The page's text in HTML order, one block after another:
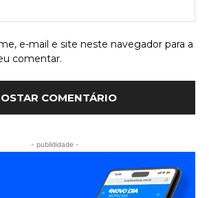
e-mail e site neste navegador para a
comentar.
- publididade -